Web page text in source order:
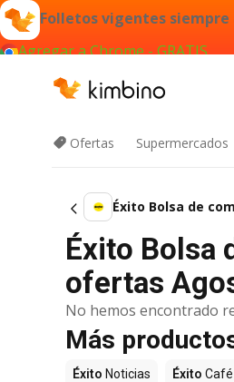
Folletos vigentes siempre
Agregar a Chrome - GRATIS
Ofertas Supermercados
Éxito Bolsa de
Éxito Bolsa
ofertas
No hemos encontrado
Más
Éxito Noticias Éxito Café